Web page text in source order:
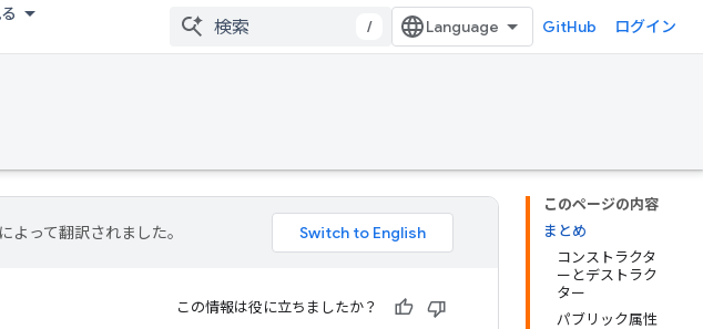
/ GitHub ログイン
このページの内容
まとめ
コンストラクタ
ーとデストラク
ター
パブリック属性
によって翻訳されました。
この情報は役に立ちましたか？